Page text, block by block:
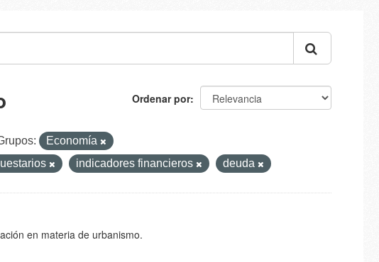
Ordenar por
Economía
indicadores financieros deuda
en materia de urbanismo.